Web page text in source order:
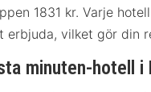
1831 kr. Varje
erbjuda, vilket gör din
minuten-hotell i